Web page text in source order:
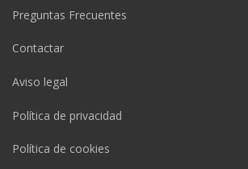
Preguntas Frecuentes
Contactar
Aviso legal
Política de privacidad
Política de cookies